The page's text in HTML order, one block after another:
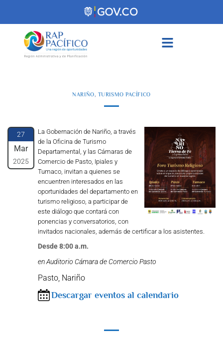
NARIÑO, TURISMO PACÍFICO
27
Mar
2025
La Gobernación de Nariño, a través
de la Oficina de Turismo
Departamental, y las Cámaras de
Comercio de Pasto, Ipiales y
Tumaco, invitan a quienes se
encuentren interesados en las
oportunidades del departamento en
turismo religioso, a participar de
este diálogo que contará con
ponencias y conversatorios, con
invitados nacionales, además de certificar a los asistentes.
Desde 8:00 a.m.
en Auditorio Cámara de Comercio Pasto
Pasto, Nariño
Descargar eventos al calendario